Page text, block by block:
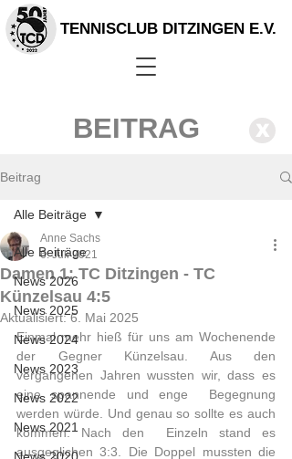
TENNISCLUB DITZINGEN E.V.
BEITRAG X
Beitrag
Alle Beiträge
News 2026
News 2025
News 2024
News 2023
News 2022
News 2021
Alle Beiträge
Damen 1: TC Ditzingen - TC
Künzelsau 4:5
Anne Sachs
6. Juli 2021
Aktualisiert:6. Mai 2025
Einmal mehr hieß für uns am Wochenende
der Gegner Künzelsau. Aus den
vergangenen Jahren wussten wir, dass es
eine spannende und enge  Begegnung
werden würde. Und genau so sollte es auch
kommen. Nach den  Einzeln stand es
ausgeglichen 3:3. Die Doppel mussten die